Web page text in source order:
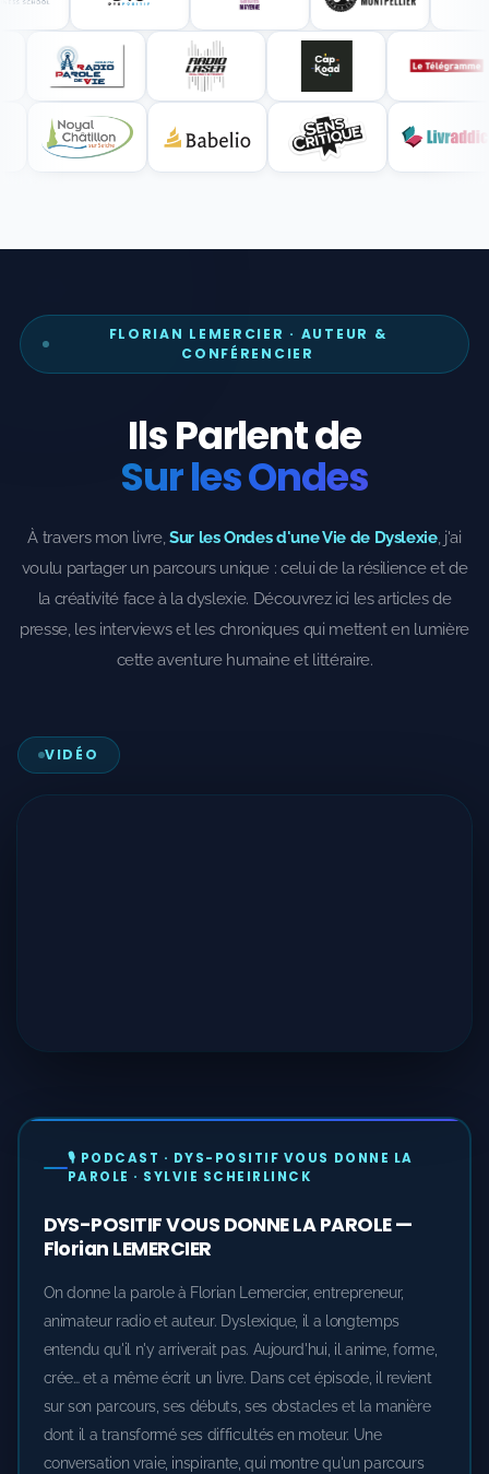
FLORIAN LEMERCIER · AUTEUR &
CONFÉRENCIER
Ils Parlent de
Sur les Ondes
À travers mon livre,Sur les Ondes d'une Vie de Dyslexie, j'ai
voulu partager un parcours unique : celui de la résilience et de
la créativité face à la dyslexie. Découvrez ici les articles de
presse, les interviews et les chroniques qui mettent en lumière
cette aventure humaine et littéraire.
VIDÉO
🎙️ PODCAST · DYS-POSITIF VOUS DONNE LA
PAROLE · SYLVIE SCHEIRLINCK
DYS-POSITIF VOUS DONNE LA PAROLE —
Florian LEMERCIER
On donne la parole à Florian Lemercier, entrepreneur,
animateur radio et auteur. Dyslexique, il a longtemps
entendu qu'il n'y arriverait pas. Aujourd'hui, il anime, forme,
crée… et a même écrit un livre. Dans cet épisode, il revient
sur son parcours, ses débuts, ses obstacles et la manière
dont il a transformé ses difficultés en moteur. Une
conversation vraie, inspirante, qui montre qu'un parcours